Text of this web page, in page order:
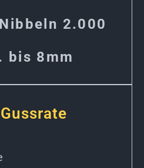
2.000
bis 8mm